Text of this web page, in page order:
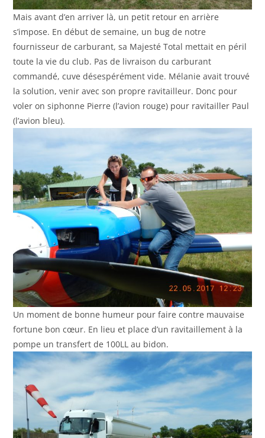
Mais avant d’en arriver là, un petit retour en arrière
s’impose. En début de semaine, un bug de notre
fournisseur de carburant, sa Majesté Total mettait en péril
toute la vie du club. Pas de livraison du carburant
commandé, cuve désespérément vide. Mélanie avait trouvé
la solution, venir avec son propre ravitailleur. Donc pour
voler on siphonne Pierre (l’avion rouge) pour ravitailler Paul
(l’avion bleu).
Un moment de bonne humeur pour faire contre mauvaise
fortune bon cœur. En lieu et place d’un ravitaillement à la
pompe un transfert de 100LL au bidon.